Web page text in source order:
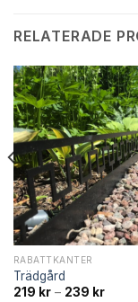
RELATERADE
RABATTKANTER
Trädgård
219 kr – 239 kr